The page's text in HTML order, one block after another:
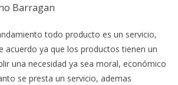
Barragan
todo producto es un servicio,
acuerdo ya que los productos tienen un
una necesidad ya sea moral, económico
se presta un servicio, ademas